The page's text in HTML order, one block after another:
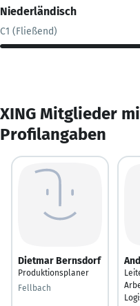
Niederländisch
C1 (Fließend)
XING Mitglieder
Profilangaben
Dietmar Bernsdorf
Produktionsplaner
Fellbach